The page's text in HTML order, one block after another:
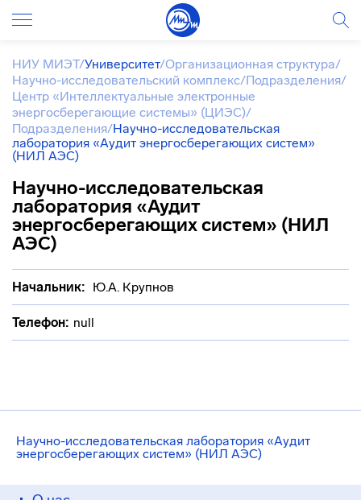
Научно-исследовательская лаборатория «Аудит
энергосберегающих систем» (НИЛ АЭС)
НИУ МИЭТ/Университет/Организационная структура/
Научно-исследовательский комплекс/Подразделения/
Центр «Интеллектуальные электронные
энергосберегающие системы» (ЦИЭС)/
Подразделения/Научно-исследовательская
лаборатория «Аудит энергосберегающих систем»
(НИЛ АЭС)
Научно-исследовательская
лаборатория «Аудит
энергосберегающих систем» (НИЛ
АЭС)
Начальник: Ю.А. Крупнов
Телефон: null